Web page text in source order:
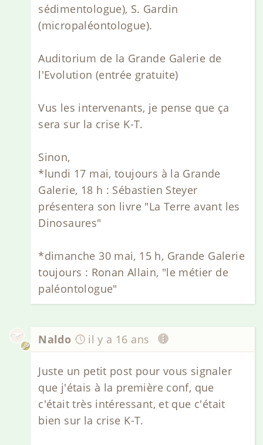
sédimentologue), S. Gardin
(micropaléontologue).
Auditorium de la Grande Galerie de
l'Evolution (entrée gratuite)
Vus les intervenants, je pense que ça
sera sur la crise K-T.
Sinon,
*lundi 17 mai, toujours à la Grande
Galerie, 18 h : Sébastien Steyer
présentera son livre "La Terre avant les
Dinosaures"
*dimanche 30 mai, 15 h, Grande Galerie
toujours : Ronan Allain, "le métier de
paléontologue"
Naldo il y a 16 ans
Juste un petit post pour vous signaler
que j'étais à la première conf, que
c'était très intéressant, et que c'était
bien sur la crise K-T.